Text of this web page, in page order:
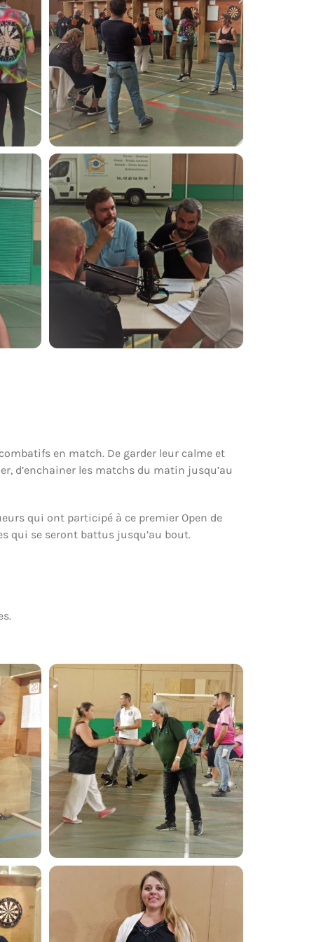
en match. De garder leur calme et
d’enchainer les matchs du matin jusqu’au
qui ont participé à ce premier Open de
qui se seront battus jusqu’au bout.